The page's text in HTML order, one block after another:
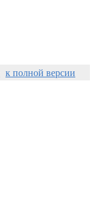
к полной версии